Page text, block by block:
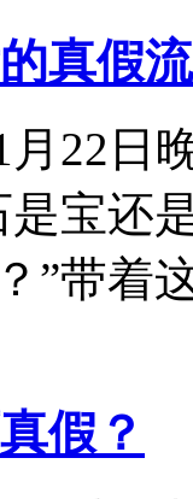
真假
22日
宝还
”带着
假？